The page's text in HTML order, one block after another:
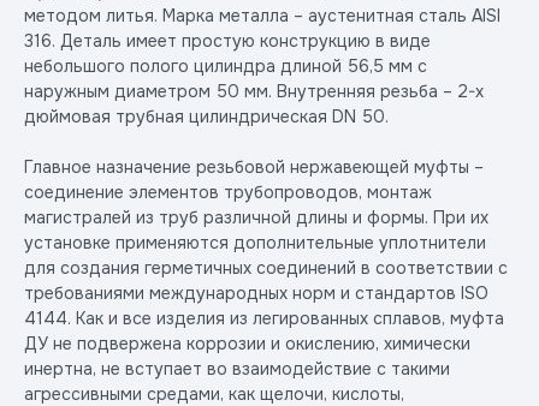
методом литья. Марка металла – аустенитная сталь AISI
316. Деталь имеет простую конструкцию в виде
небольшого полого цилиндра длиной 56,5 мм с
наружным диаметром 50 мм. Внутренняя резьба – 2-х
дюймовая трубная цилиндрическая DN 50.
Главное назначение резьбовой нержавеющей муфты –
соединение элементов трубопроводов, монтаж
магистралей из труб различной длины и формы. При их
установке применяются дополнительные уплотнители
для создания герметичных соединений в соответствии с
требованиями международных норм и стандартов ISO
4144. Как и все изделия из легированных сплавов, муфта
ДУ не подвержена коррозии и окислению, химически
инертна, не вступает во взаимодействие с такими
агрессивными средами, как щелочи, кислоты,